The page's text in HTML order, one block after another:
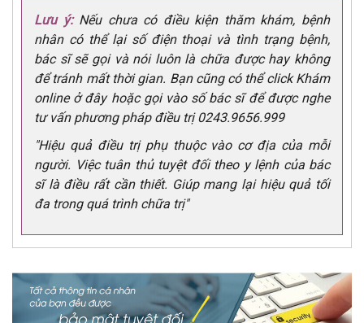
Lưu ý:Nếu chưa có điều kiện thăm khám, bệnh
nhân có thể lại số điện thoại và tình trạng bệnh,
bác sĩ sẽ gọi và nói luôn là chữa được hay không
để tránh mất thời gian. Bạn cũng có thể click Khám
online ở đây hoặc gọi vào số bác sĩ để được nghe
tư vấn phương pháp điều trị 0243.9656.999
"Hiệu quả điều trị phụ thuộc vào cơ địa của mỗi
người. Việc tuân thủ tuyệt đối theo y lệnh của bác
sĩ là điều rất cần thiết. Giúp mang lại hiệu quả tối
đa trong quá trình chữa trị"